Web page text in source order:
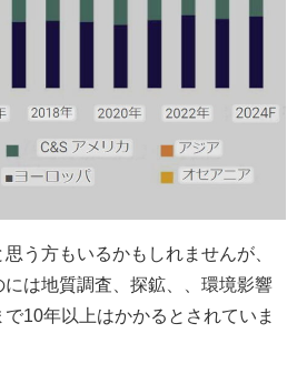
う方もいるかもしれませんが、
は地質調査、探鉱、、環境影響
10年以上はかかるとされていま